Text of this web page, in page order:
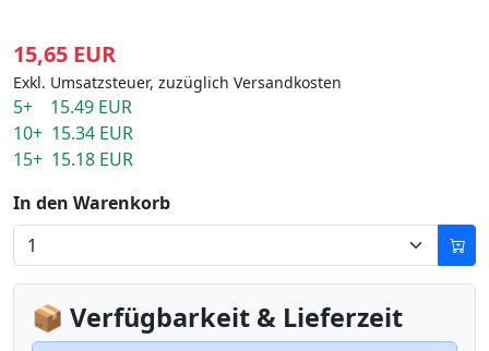
15,65 EUR
Exkl. Umsatzsteuer, zuzüglich Versandkosten
5+ 15.49 EUR
10+ 15.34 EUR
15+ 15.18 EUR
In den Warenkorb
📦 Verfügbarkeit & Lieferzeit